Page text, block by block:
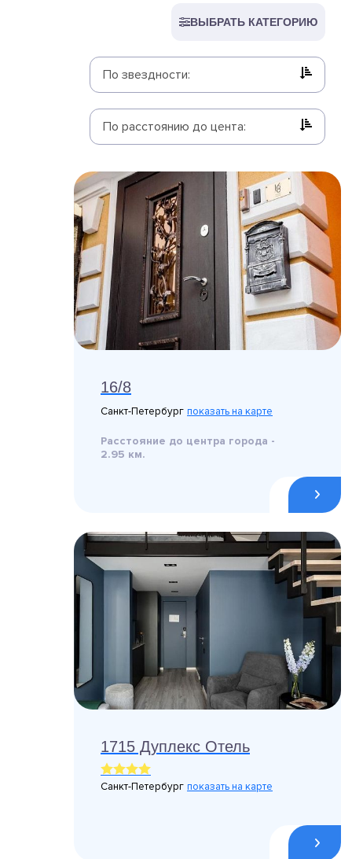
ВЫБРАТЬ КАТЕГОРИЮ
По звездности:
По расстоянию до цента:
16/8
Санкт-Петербург показать на карте
Расстояние до центра города -
2.95 км.
1715 Дуплекс Отель
Санкт-Петербург показать на карте